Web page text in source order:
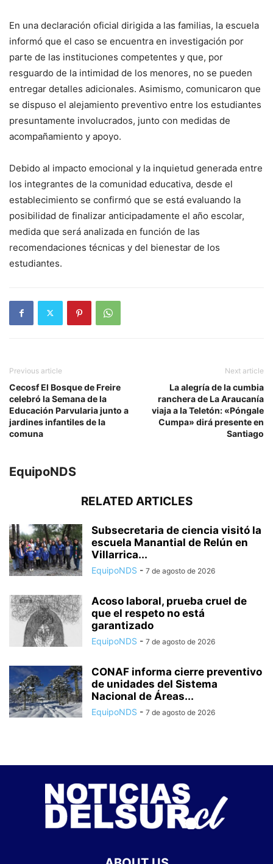
En una declaración oficial dirigida a las familias, la escuela
informó que el caso se encuentra en investigación por
parte de las instituciones competentes y que, por
resguardo de la intimidad de los menores, no se pueden
entregar detalles adicionales. Asimismo, comunicaron que
se dispuso el alejamiento preventivo entre los estudiantes
presuntamente involucrados, junto con medidas de
acompañamiento y apoyo.
Debido al impacto emocional y la inquietud generada entre
los integrantes de la comunidad educativa, desde el
establecimiento se confirmó que se está evaluando la
posibilidad de finalizar anticipadamente el año escolar,
medida que será analizada en función de las
recomendaciones técnicas y del bienestar de los
estudiantes.
Previous article
Cecosf El Bosque de Freire
celebró la Semana de la
Educación Parvularia junto a
jardines infantiles de la
comuna
Next article
La alegría de la cumbia
ranchera de La Araucanía
viaja a la Teletón: «Póngale
Cumpa» dirá presente en
Santiago
EquipoNDS
RELATED ARTICLES
Subsecretaria de ciencia visitó la
escuela Manantial de Relún en
Villarrica...
EquipoNDS - 7 de agosto de 2026
Acoso laboral, prueba cruel de
que el respeto no está
garantizado
EquipoNDS - 7 de agosto de 2026
CONAF informa cierre preventivo
de unidades del Sistema
Nacional de Áreas...
EquipoNDS - 7 de agosto de 2026